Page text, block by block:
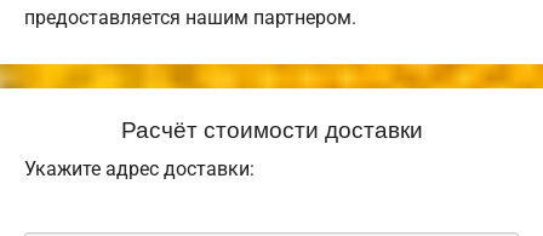
предоставляется нашим партнером.
Расчёт стоимости доставки
Укажите адрес доставки: